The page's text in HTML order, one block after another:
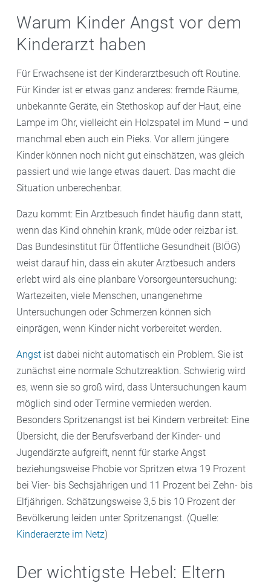
Warum Kinder Angst vor dem
Kinderarzt haben
Für Erwachsene ist der Kinderarztbesuch oft Routine.
Für Kinder ist er etwas ganz anderes: fremde Räume,
unbekannte Geräte, ein Stethoskop auf der Haut, eine
Lampe im Ohr, vielleicht ein Holzspatel im Mund – und
manchmal eben auch ein Pieks. Vor allem jüngere
Kinder können noch nicht gut einschätzen, was gleich
passiert und wie lange etwas dauert. Das macht die
Situation unberechenbar.
Dazu kommt: Ein Arztbesuch findet häufig dann statt,
wenn das Kind ohnehin krank, müde oder reizbar ist.
Das Bundesinstitut für Öffentliche Gesundheit (BIÖG)
weist darauf hin, dass ein akuter Arztbesuch anders
erlebt wird als eine planbare Vorsorgeuntersuchung:
Wartezeiten, viele Menschen, unangenehme
Untersuchungen oder Schmerzen können sich
einprägen, wenn Kinder nicht vorbereitet werden.
Angst ist dabei nicht automatisch ein Problem. Sie ist
zunächst eine normale Schutzreaktion. Schwierig wird
es, wenn sie so groß wird, dass Untersuchungen kaum
möglich sind oder Termine vermieden werden.
Besonders Spritzenangst ist bei Kindern verbreitet: Eine
Übersicht, die der Berufsverband der Kinder- und
Jugendärzte aufgreift, nennt für starke Angst
beziehungsweise Phobie vor Spritzen etwa 19 Prozent
bei Vier- bis Sechsjährigen und 11 Prozent bei Zehn- bis
Elfjährigen. Schätzungsweise 3,5 bis 10 Prozent der
Bevölkerung leiden unter Spritzenangst. (Quelle:
Kinderaerzte im Netz)
Der wichtigste Hebel: Eltern